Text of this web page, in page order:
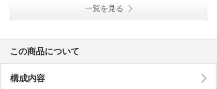
一覧を見る
この商品について
構成内容